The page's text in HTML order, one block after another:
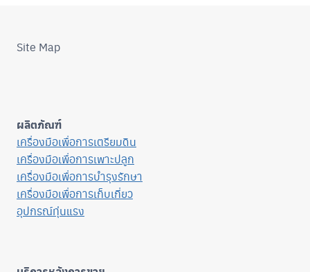
Site Map
ผลิตภัณฑ์
เครื่องมือเพื่อการเตรียมดิน
เครื่องมือเพื่อการเพาะปลูก
เครื่องมือเพื่อการบำรุงรักษา
เครื่องมือเพื่อการเก็บเกี่ยว
อุปกรณ์ทุ่นแรง